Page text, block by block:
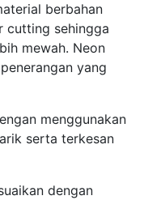
berbahan
cutting sehingga
mewah. Neon
yang
menggunakan
serta terkesan
dengan